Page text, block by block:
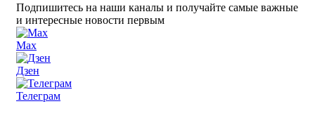
Подпишитесь на наши каналы и получайте самые важные
и интересные новости первым
Max
Дзен
Телеграм